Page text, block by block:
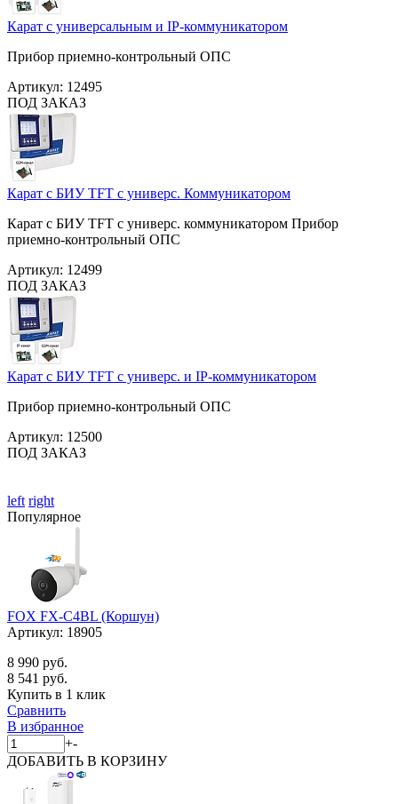
Карат с универсальным и IP-коммуникатором
Прибор приемно-контрольный ОПС
Артикул: 12495
ПОД ЗАКАЗ
Карат с БИУ TFT с универс. Коммуникатором
Карат с БИУ TFT с универс. коммуникатором Прибор
приемно-контрольный ОПС
Артикул: 12499
ПОД ЗАКАЗ
Карат с БИУ TFT с универс. и IP-коммуникатором
Прибор приемно-контрольный ОПС
Артикул: 12500
ПОД ЗАКАЗ
left right
Популярное
FOX FX-C4BL (Коршун)
Артикул: 18905
8 990 руб.
8 541 руб.
Купить в 1 клик
Сравнить
В избранное
+-
ДОБАВИТЬ В КОРЗИНУ